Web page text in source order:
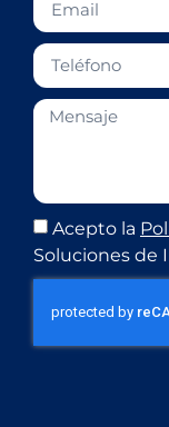
Acepto la
Soluciones de